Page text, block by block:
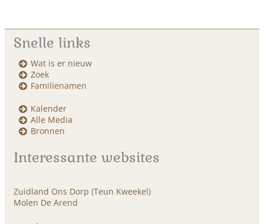
Snelle links
Wat is er nieuw
Zoek
Familienamen
Kalender
Alle Media
Bronnen
Interessante websites
Zuidland Ons Dorp (Teun Kweekel)
Molen De Arend